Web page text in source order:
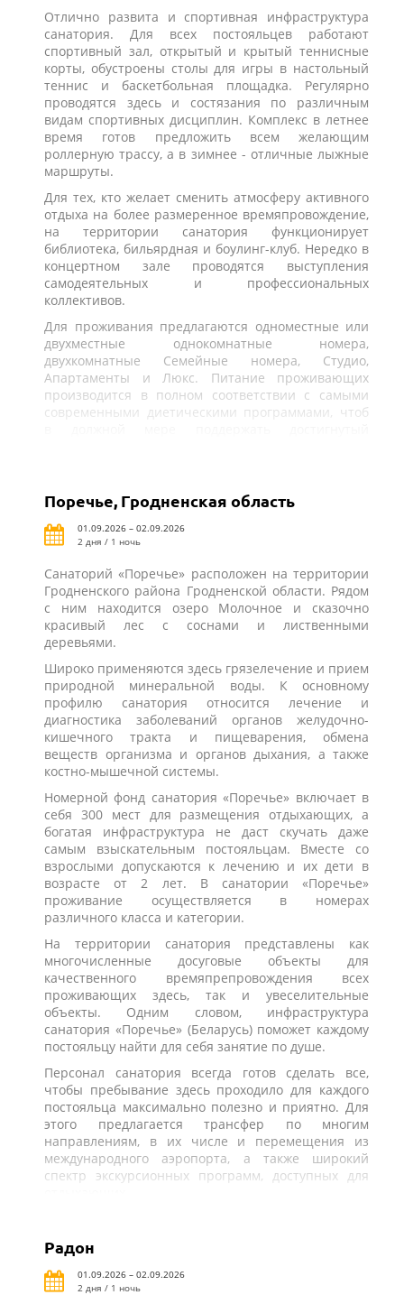
Отлично развита и спортивная инфраструктура
санатория. Для всех постояльцев работают
спортивный зал, открытый и крытый теннисные
корты, обустроены столы для игры в настольный
теннис и баскетбольная площадка. Регулярно
проводятся здесь и состязания по различным
видам спортивных дисциплин. Комплекс в летнее
время готов предложить всем желающим
роллерную трассу, а в зимнее - отличные лыжные
маршруты.
Для тех, кто желает сменить атмосферу активного
отдыха на более размеренное времяпровождение,
на территории санатория функционирует
библиотека, бильярдная и боулинг-клуб. Нередко в
концертном зале проводятся выступления
самодеятельных и профессиональных
коллективов.
Для проживания предлагаются одноместные или
двухместные однокомнатные номера,
двухкомнатные Семейные номера, Студио,
Апартаменты и Люкс. Питание проживающих
производится в полном соответствии с самыми
современными диетическими программами, чтоб
Поречье, Гродненская область
01.09.2026 – 02.09.2026
2 дня / 1 ночь
Санаторий «Поречье» расположен на территории
Гродненского района Гродненской области. Рядом
с ним находится озеро Молочное и сказочно
красивый лес с соснами и лиственными
деревьями.
Широко применяются здесь грязелечение и прием
природной минеральной воды. К основному
профилю санатория относится лечение и
диагностика заболеваний органов желудочно-
кишечного тракта и пищеварения, обмена
веществ организма и органов дыхания, а также
костно-мышечной системы.
Номерной фонд санатория «Поречье» включает в
себя 300 мест для размещения отдыхающих, а
богатая инфраструктура не даст скучать даже
самым взыскательным постояльцам. Вместе со
взрослыми допускаются к лечению и их дети в
возрасте от 2 лет. В санатории «Поречье»
проживание осуществляется в номерах
различного класса и категории.
На территории санатория представлены как
многочисленные досуговые объекты для
качественного времяпрепровождения всех
проживающих здесь, так и увеселительные
объекты. Одним словом, инфраструктура
санатория «Поречье» (Беларусь) поможет каждому
постояльцу найти для себя занятие по душе.
Персонал санатория всегда готов сделать все,
чтобы пребывание здесь проходило для каждого
постояльца максимально полезно и приятно. Для
этого предлагается трансфер по многим
направлениям, в их числе и перемещения из
международного аэропорта, а также широкий
спектр экскурсионных программ, доступных для
Радон
01.09.2026 – 02.09.2026
2 дня / 1 ночь